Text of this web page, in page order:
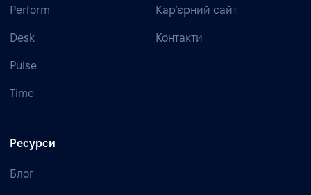
Perform
Desk
Pulse
Time
Кар’єрний сайт
Контакти
Ресурси
Блог